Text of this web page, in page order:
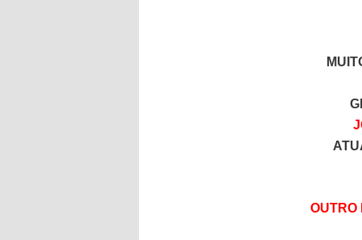
OUTRO